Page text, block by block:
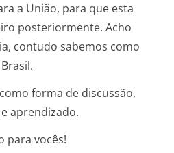
a União, para que esta
posteriormente. Acho
contudo sabemos como
forma de discussão,
aprendizado.
para vocês!